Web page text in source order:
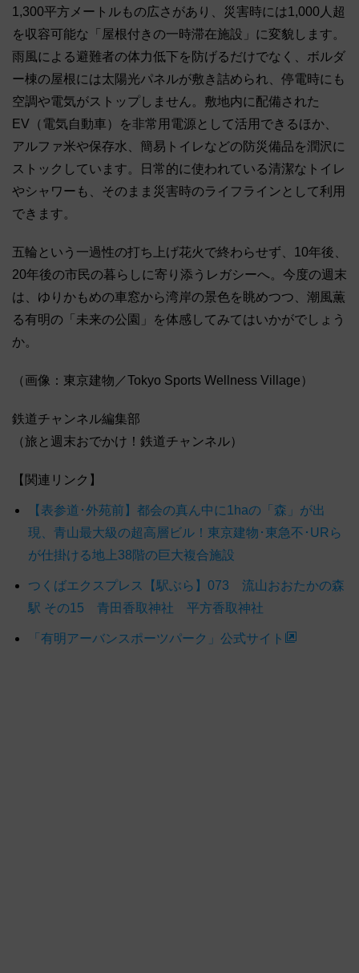
1,300平方メートルもの広さがあり、災害時には1,000人超
を収容可能な「屋根付きの一時滞在施設」に変貌します。
雨風による避難者の体力低下を防げるだけでなく、ボルダ
ー棟の屋根には太陽光パネルが敷き詰められ、停電時にも
空調や電気がストップしません。敷地内に配備された
EV（電気自動車）を非常用電源として活用できるほか、
アルファ米や保存水、簡易トイレなどの防災備品を潤沢に
ストックしています。日常的に使われている清潔なトイレ
やシャワーも、そのまま災害時のライフラインとして利用
できます。
五輪という一過性の打ち上げ花火で終わらせず、10年後、
20年後の市民の暮らしに寄り添うレガシーへ。今度の週末
は、ゆりかもめの車窓から湾岸の景色を眺めつつ、潮風薫
る有明の「未来の公園」を体感してみてはいかがでしょう
か。
（画像：東京建物／Tokyo Sports Wellness Village）
鉄道チャンネル編集部
（旅と週末おでかけ！鉄道チャンネル）
【関連リンク】
【表参道･外苑前】都会の真ん中に1haの「森」が出
現、青山最大級の超高層ビル！東京建物･東急不･URら
が仕掛ける地上38階の巨大複合施設
つくばエクスプレス【駅ぶら】073 流山おおたかの森
駅 その15 青田香取神社 平方香取神社
「有明アーバンスポーツパーク」公式サイト